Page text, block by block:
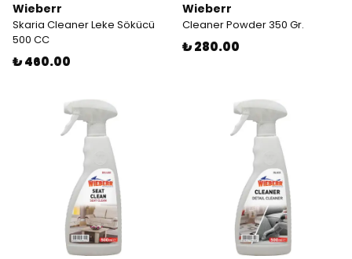
Wieberr
Skaria Cleaner Leke Sökücü
500 CC
₺ 460.00
Wieberr
Cleaner Powder 350 Gr.
₺ 280.00